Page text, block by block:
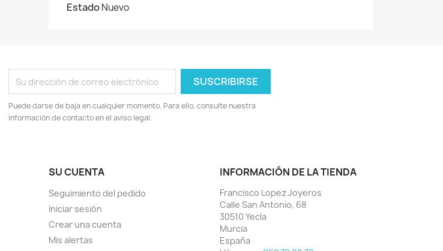
EstadoNuevo
Puede darse de baja en cualquier momento. Para ello, consulte nuestra
información de contacto en el aviso legal.
SU CUENTA
Seguimiento del pedido
Iniciar sesión
Crear una cuenta
Mis alertas
INFORMACIÓN DE LA TIENDA
Francisco Lopez Joyeros
Calle San Antonio, 68
30510 Yecla
Murcia
España